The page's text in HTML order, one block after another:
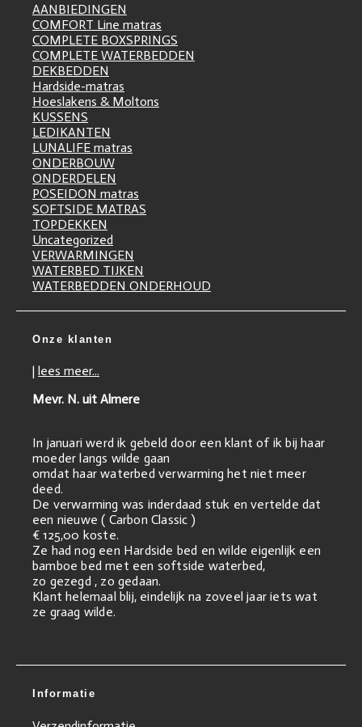
AANBIEDINGEN
COMFORT Line matras
COMPLETE BOXSPRINGS
COMPLETE WATERBEDDEN
DEKBEDDEN
Hardside-matras
Hoeslakens & Moltons
KUSSENS
LEDIKANTEN
LUNALIFE matras
ONDERBOUW
ONDERDELEN
POSEIDON matras
SOFTSIDE MATRAS
TOPDEKKEN
Uncategorized
VERWARMINGEN
WATERBED TIJKEN
WATERBEDDEN ONDERHOUD
Onze klanten
| lees meer...
Mevr. N. uit Almere
In januari werd ik gebeld door een klant of ik bij haar
moeder langs wilde gaan
omdat haar waterbed verwarming het niet meer
deed.
De verwarming was inderdaad stuk en vertelde dat
een nieuwe ( Carbon Classic )
€ 125,00 koste.
Ze had nog een Hardside bed en wilde eigenlijk een
bamboe bed met een softside waterbed,
zo gezegd , zo gedaan.
Klant helemaal blij, eindelijk na zoveel jaar iets wat
ze graag wilde.
Informatie